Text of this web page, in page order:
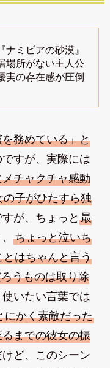
ナミビアの砂漠』
場所がない主人公
実の存在感が圧倒
務めている」と
ですが、実際には
チャクチャ感動
の子がひたすら独
が、ちょっと 最
ちょっと泣いち
とはちゃんと言う
うものは取り除
いたい言葉では
にかく素敵だった
までの彼女の振
ど、このシーン